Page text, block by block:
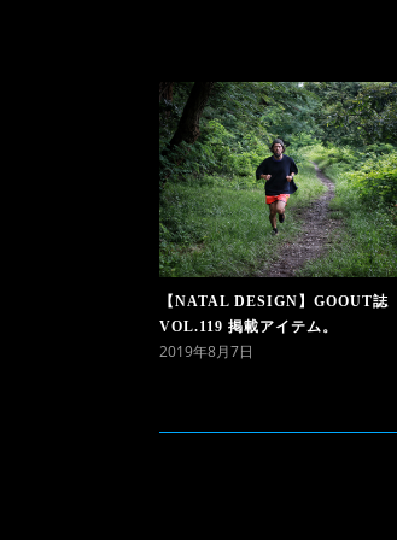
【NATAL DESIGN】GOOUT誌
VOL.119 掲載アイテム。
2019年8月7日